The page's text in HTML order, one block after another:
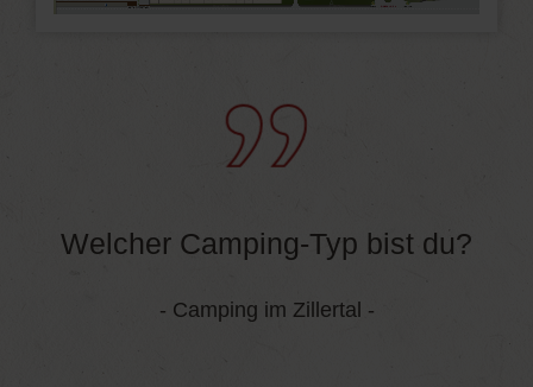
Welcher Camping-Typ bist du?
- Camping im Zillertal -